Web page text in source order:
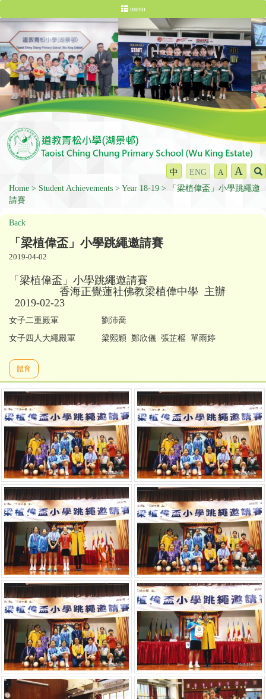
menu
中 ENG A A
Home Student Achievements Year 18-19
「梁植偉盃」小學跳繩邀
請賽
Back
「梁植偉盃」小學跳繩邀請賽
2019-04-02
「梁植偉盃」小學跳繩邀請賽
香海正覺蓮社佛教梁植偉中學 主辦
2019-02-23
女子二重殿軍 劉沛喬
女子四人大繩殿軍 梁熙穎 鄭欣儀 張芷榣 單雨婷
體育